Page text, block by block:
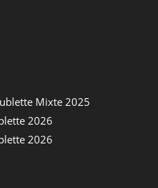
Mixte 2025
2026
2026